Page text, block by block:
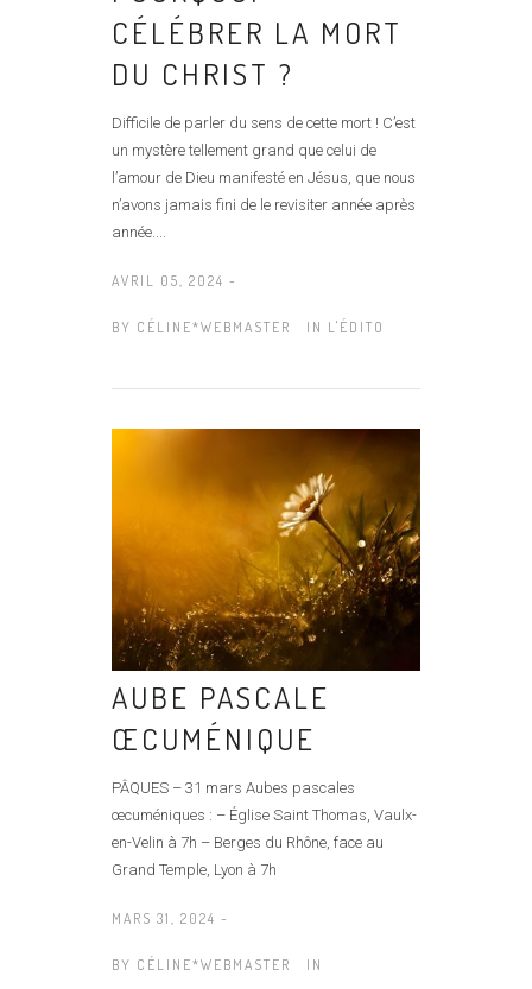
CÉLÉBRER LA MORT
DU CHRIST ?
Difficile de parler du sens de cette mort ! C’est
un mystère tellement grand que celui de
l’amour de Dieu manifesté en Jésus, que nous
n’avons jamais fini de le revisiter année après
année....
AVRIL 05, 2024 -
BY CÉLINE*WEBMASTER IN L'ÉDITO
AUBE PASCALE
ŒCUMÉNIQUE
PÂQUES – 31 mars Aubes pascales
œcuméniques : – Église Saint Thomas, Vaulx-
en-Velin à 7h – Berges du Rhône, face au
Grand Temple, Lyon à 7h
MARS 31, 2024 -
BY CÉLINE*WEBMASTER IN